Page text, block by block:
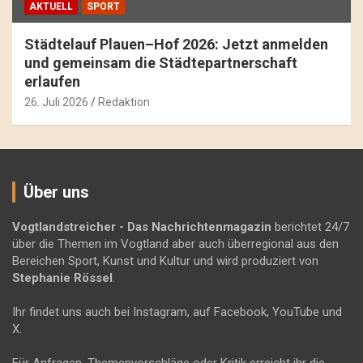
AKTUELL SPORT
Städtelauf Plauen–Hof 2026: Jetzt anmelden
und gemeinsam die Städtepartnerschaft
erlaufen
26. Juli 2026 Redaktion
Über uns
Vogtlandstreicher - Das Nachrichtenmagazin berichtet 24/7
über die Themen im Vogtland aber auch überregional aus den
Bereichen Sport, Kunst und Kultur und wird produziert von
Stephanie Rössel .
Ihr findet uns auch bei Instagram, auf Facebook, YouTube und
X.